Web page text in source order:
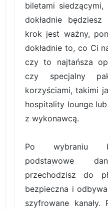
biletami siedzącymi,
dokładnie
krok jest ważny,
dokładnie to, co Ci
czy to najtańsza
czy specjalny
korzyściami, takimi
hospitality lounge
z wykonawcą.
Po wybraniu
podstawowe
przechodzisz do
bezpieczna i
szyfrowane kanały.